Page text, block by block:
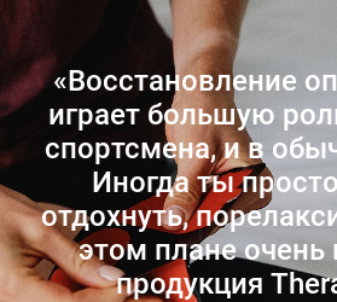
«Восстановление
играет большую
спортсмена, и в
Иногда ты
отдохнуть,
этом плане очень
продукция